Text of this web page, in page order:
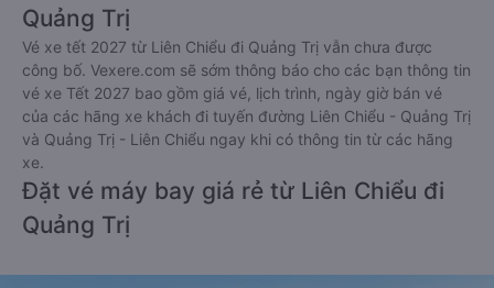
Quảng Trị
Vé xe tết 2027 từ Liên Chiểu đi Quảng Trị vẫn chưa được
công bố. Vexere.com sẽ sớm thông báo cho các bạn thông tin
vé xe Tết 2027 bao gồm giá vé, lịch trình, ngày giờ bán vé
của các hãng xe khách đi tuyến đường Liên Chiểu - Quảng Trị
và Quảng Trị - Liên Chiểu ngay khi có thông tin từ các hãng
xe.
Đặt vé máy bay giá rẻ từ Liên Chiểu đi
Quảng Trị